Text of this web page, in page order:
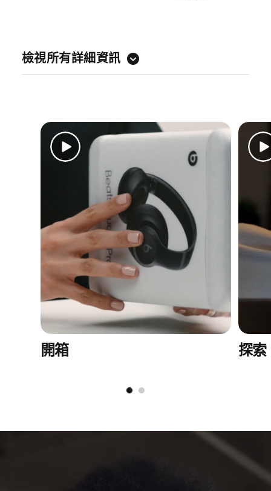
檢視所有詳細資訊
聽體驗
特製 40 公釐主動式驅動單體可增強聲音的清
晰度，即使是在高音量時，也能讓失真近乎
於零，效能相較於 Beats Studio
升高達 80%，可提供更高的音訊保真度
整合式數位處理器可最佳化頻率回應，帶來
強大而平衡的聲音特質表現
完全適應性主動降噪 (ANC) 讓你沉浸在音樂
通透模式融合周遭環境與聆聽體驗
個人化空間音訊具備動態頭部追蹤功能，讓
你聆聽喜愛的內容，沉浸在劇院般的音效中
「杜比全景聲」提供的音樂與電影以 360
度環繞音效呈現沉浸式體驗
頂級金屬滑桿可大範圍調整，輕鬆打造適合
開箱 探索